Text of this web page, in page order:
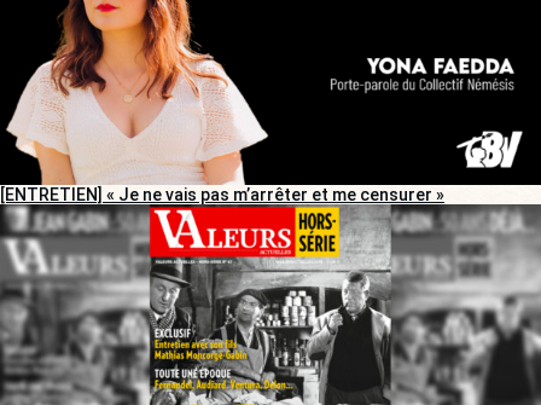
[ENTRETIEN] « Je ne vais pas m’arrêter et me censurer »